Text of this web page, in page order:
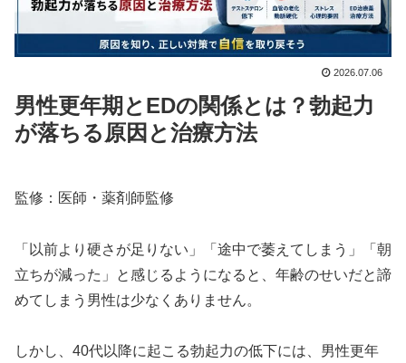
2026.07.06
男性更年期とEDの関係とは？勃起力
が落ちる原因と治療方法
監修：医師・薬剤師監修
「以前より硬さが足りない」「途中で萎えてしまう」「朝
立ちが減った」と感じるようになると、年齢のせいだと諦
めてしまう男性は少なくありません。
しかし、40代以降に起こる勃起力の低下には、男性更年